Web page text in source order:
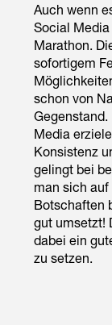
Auch wenn
Social
Marathon.
sofortigem
schon von
Media
Konsistenz
gelingt bei
man sich
Botschaften
gut umsetzt!
dabei ein
zu setzen.